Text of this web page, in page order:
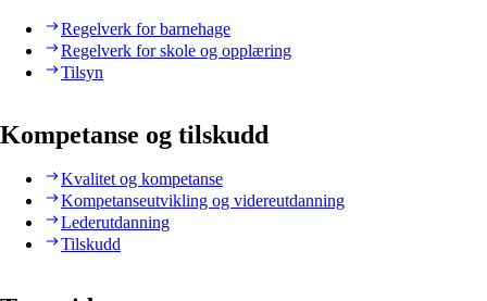
Regelverk for barnehage
Regelverk for skole og opplæring
Tilsyn
Kompetanse og tilskudd
Kvalitet og kompetanse
Kompetanseutvikling og videreutdanning
Lederutdanning
Tilskudd